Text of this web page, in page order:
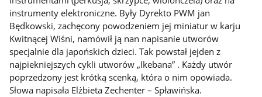
instrumenty elektroniczne. Były Dyrekto PWM jan
Będkowski, zachęcony powodzeniem jej miniatur w karju
Kwitnącej Wiśni, namówił ją nan napisanie utworów
specjalnie dla japońskich dzieci. Tak powstał jejden z
najpiekniejszych cykli utworów „Ikebana” . Każdy utwór
poprzedzony jest krótką scenką, która o nim opowiada.
Słowa napisała Elżbieta Zechenter – Spławińska.